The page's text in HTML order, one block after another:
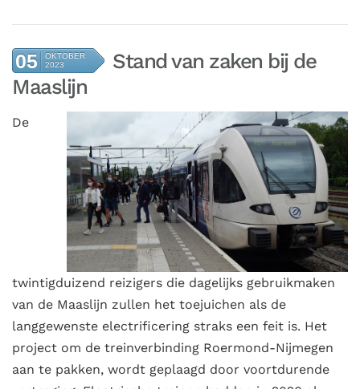
05
OKTOBER
2023
Stand van zaken bij de
Maaslijn
De
twintigduizend reizigers die dagelijks gebruikmaken
van de Maaslijn zullen het toejuichen als de
langgewenste electrificering straks een feit is. Het
project om de treinverbinding Roermond-Nijmegen
aan te pakken, wordt geplaagd door voortdurende